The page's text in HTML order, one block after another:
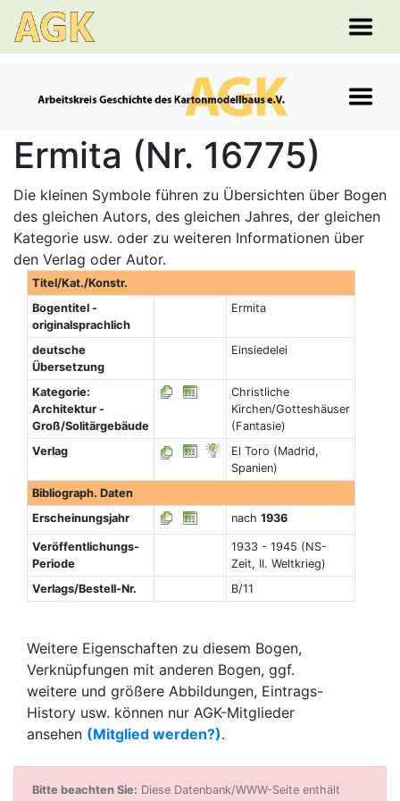
Ermita (Nr. 16775)
Die kleinen Symbole führen zu Übersichten über Bogen
des gleichen Autors, des gleichen Jahres, der gleichen
Kategorie usw. oder zu weiteren Informationen über
den Verlag oder Autor.
Titel/Kat./Konstr.
Bogentitel -
originalsprachlich
Ermita
deutsche
Übersetzung
Einsiedelei
Kategorie:
Architektur -
Groß/Solitärgebäude
Christliche
Kirchen/Gotteshäuser
(Fantasie)
Verlag
El Toro (Madrid,
Spanien)
Bibliograph. Daten
Erscheinungsjahr
nach 1936
Veröffentlichungs-
Periode
1933 - 1945 (NS-
Zeit, II. Weltkrieg)
Verlags/Bestell-Nr.
B/11
Weitere Eigenschaften zu diesem Bogen,
Verknüpfungen mit anderen Bogen, ggf.
weitere und größere Abbildungen, Eintrags-
History usw. können nur AGK-Mitglieder
ansehen (Mitglied werden?).
Bitte beachten Sie: Diese Datenbank/WWW-Seite enthält